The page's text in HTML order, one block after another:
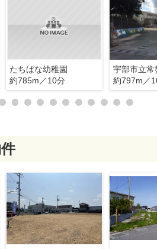
たちばな幼稚園
約785m／10分
宇部市立常
約797m／